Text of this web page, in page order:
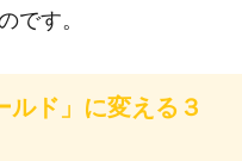
です。
ルド」に変える３